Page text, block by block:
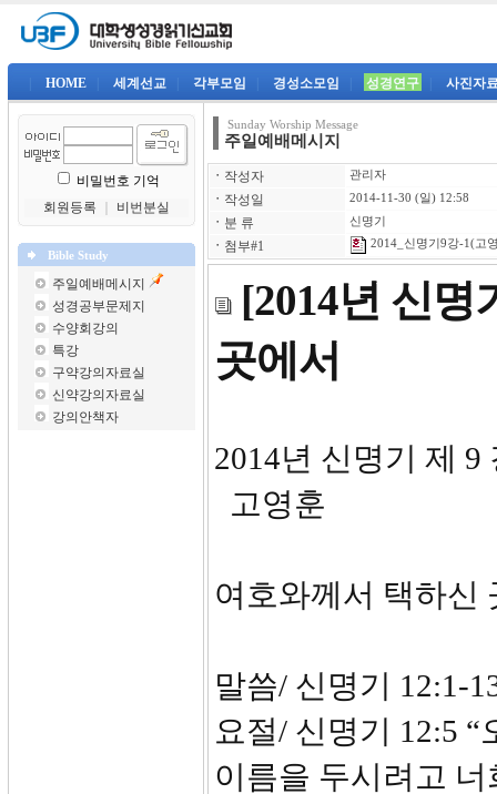
HOME 세계선교 각부모임 경성소모임 성경연구 사진자
비밀번호 기억
회원등록
비번분실
Bible Study
주일예배메시지
성경공부문제지
수양회강의
특강
구약강의자료실
신약강의자료실
강의안책자
Sunday Worship Message
주일예배메시지
ㆍ 작성자 관리자
ㆍ 작성일 2014-11-30 (일) 12:58
ㆍ 분 류 신명기
ㆍ 첨부#1 2014_신명기9강-1(고
[2014년 신명
곳에서
2014
고영훈
여호와께서 택하신
말씀/ 신명기 12:1-
요절/ 신명기 12:5
이름을 두시려고